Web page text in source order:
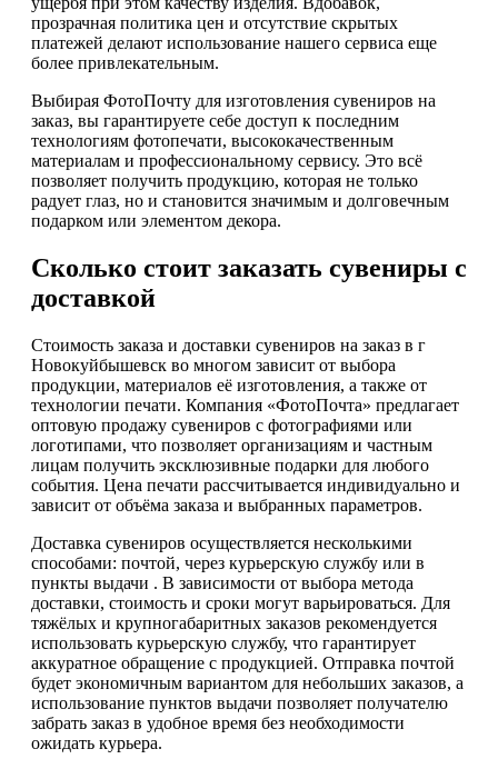
прозрачная политика цен и отсутствие скрытых
платежей делают использование нашего сервиса еще
более привлекательным.
Выбирая ФотоПочту для изготовления сувениров на
заказ, вы гарантируете себе доступ к последним
технологиям фотопечати, высококачественным
материалам и профессиональному сервису. Это всё
позволяет получить продукцию, которая не только
радует глаз, но и становится значимым и долговечным
подарком или элементом декора.
Сколько стоит заказать сувениры с
доставкой
Стоимость заказа и доставки сувениров на заказ в г
Новокуйбышевск во многом зависит от выбора
продукции, материалов её изготовления, а также от
технологии печати. Компания «ФотоПочта» предлагает
оптовую продажу сувениров с фотографиями или
логотипами, что позволяет организациям и частным
лицам получить эксклюзивные подарки для любого
события. Цена печати рассчитывается индивидуально и
зависит от объёма заказа и выбранных параметров.
Доставка сувениров осуществляется несколькими
способами: почтой, через курьерскую службу или в
пункты выдачи . В зависимости от выбора метода
доставки, стоимость и сроки могут варьироваться. Для
тяжёлых и крупногабаритных заказов рекомендуется
использовать курьерскую службу, что гарантирует
аккуратное обращение с продукцией. Отправка почтой
будет экономичным вариантом для небольших заказов, а
использование пунктов выдачи позволяет получателю
забрать заказ в удобное время без необходимости
ожидать курьера.